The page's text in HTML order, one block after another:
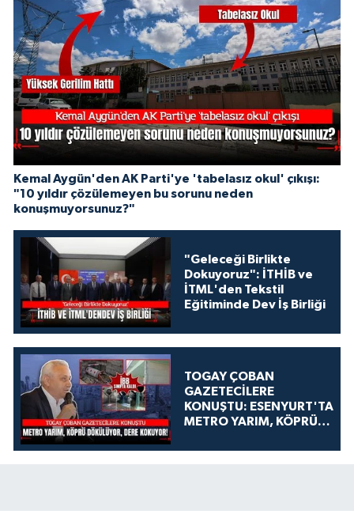
Kemal Aygün'den AK Parti'ye 'tabelasız okul' çıkışı:
"10 yıldır çözülemeyen bu sorunu neden
konuşmuyorsunuz?"
"Geleceği Birlikte
Dokuyoruz": İTHİB ve
İTML'den Tekstil
Eğitiminde Dev İş Birliği
TOGAY ÇOBAN
GAZETECİLERE
KONUŞTU: ESENYURT'TA
METRO YARIM, KÖPRÜ
KOKUYOR!